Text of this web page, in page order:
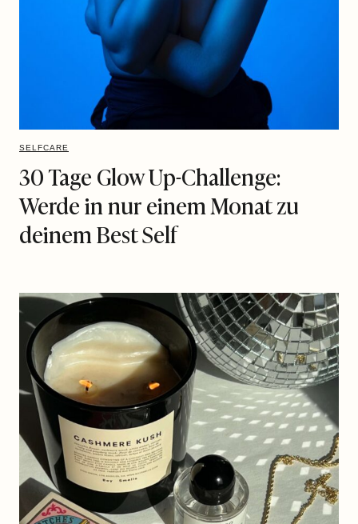
SELFCARE
30 Tage Glow Up-Challenge:
Werde in nur einem Monat zu
deinem Best Self